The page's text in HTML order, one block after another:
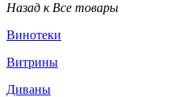
Назад к Все товары
Винотеки
Витрины
Диваны